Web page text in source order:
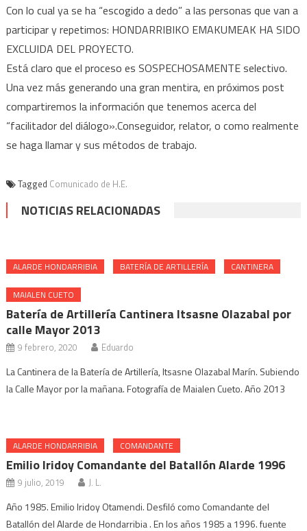
Con lo cual ya se ha “escogido a dedo” a las personas que van a
participar y repetimos: HONDARRIBIKO EMAKUMEAK HA SIDO
EXCLUIDA DEL PROYECTO.
Está claro que el proceso es SOSPECHOSAMENTE selectivo.
Una vez más generando una gran mentira, en próximos post
compartiremos la información que tenemos acerca del
“facilitador del diálogo».Conseguidor, relator, o como realmente
se haga llamar y sus métodos de trabajo.
Tagged Comunicado de H.E.
NOTICIAS RELACIONADAS
ALARDE HONDARRIBIA BATERÍA DE ARTILLERÍA CANTINERA
MAIALEN CUETO
Batería de Artillería Cantinera Itsasne Olazabal por
calle Mayor 2013
9 febrero, 2020 Eduardo
La Cantinera de la Batería de Artillería, Itsasne Olazabal Marín. Subiendo
la Calle Mayor por la mañana. Fotografía de Maialen Cueto. Año 2013
ALARDE HONDARRIBIA COMANDANTE
Emilio Iridoy Comandante del Batallón Alarde 1996
9 julio, 2019 J. L.
Año 1985. Emilio Iridoy Otamendi. Desfiló como Comandante del
Batallón del Alarde de Hondarribia . En los años 1985 a 1996. fuente